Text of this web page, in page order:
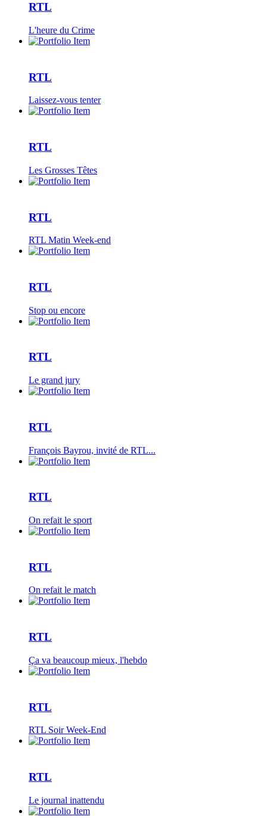
RTL
L'heure du Crime
RTL
Laissez-vous tenter
RTL
Les Grosses Têtes
RTL
RTL Matin Week-end
RTL
Stop ou encore
RTL
Le grand jury
RTL
François Bayrou, invité de RTL...
RTL
On refait le sport
RTL
On refait le match
RTL
Ça va beaucoup mieux, l'hebdo
RTL
RTL Soir Week-End
RTL
Le journal inattendu